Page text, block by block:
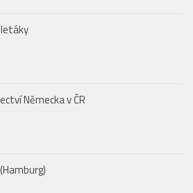
Německa v ČR